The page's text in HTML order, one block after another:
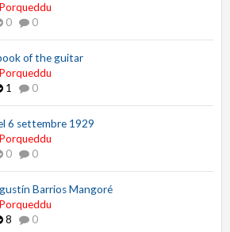
0
0
of the guitar
1
0
6 settembre 1929
0
0
Barrios Mangoré
8
0